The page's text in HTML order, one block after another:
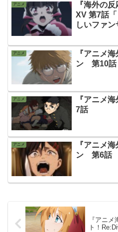
アニメ
『海外の
XV 第7話
しいファン
アニメ
『アニメ
ン 第10話
アニメ
『アニメ
7話
アニメ
『アニメ
ン 第6話
『アニ
ト！